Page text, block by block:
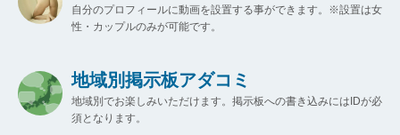
自分のプロフィールに動画を設置する事ができます。※設置は女
性・カップルのみが可能です。
地域別掲示板アダコミ
地域別でお楽しみいただけます。掲示板への書き込みにはIDが必
須となります。